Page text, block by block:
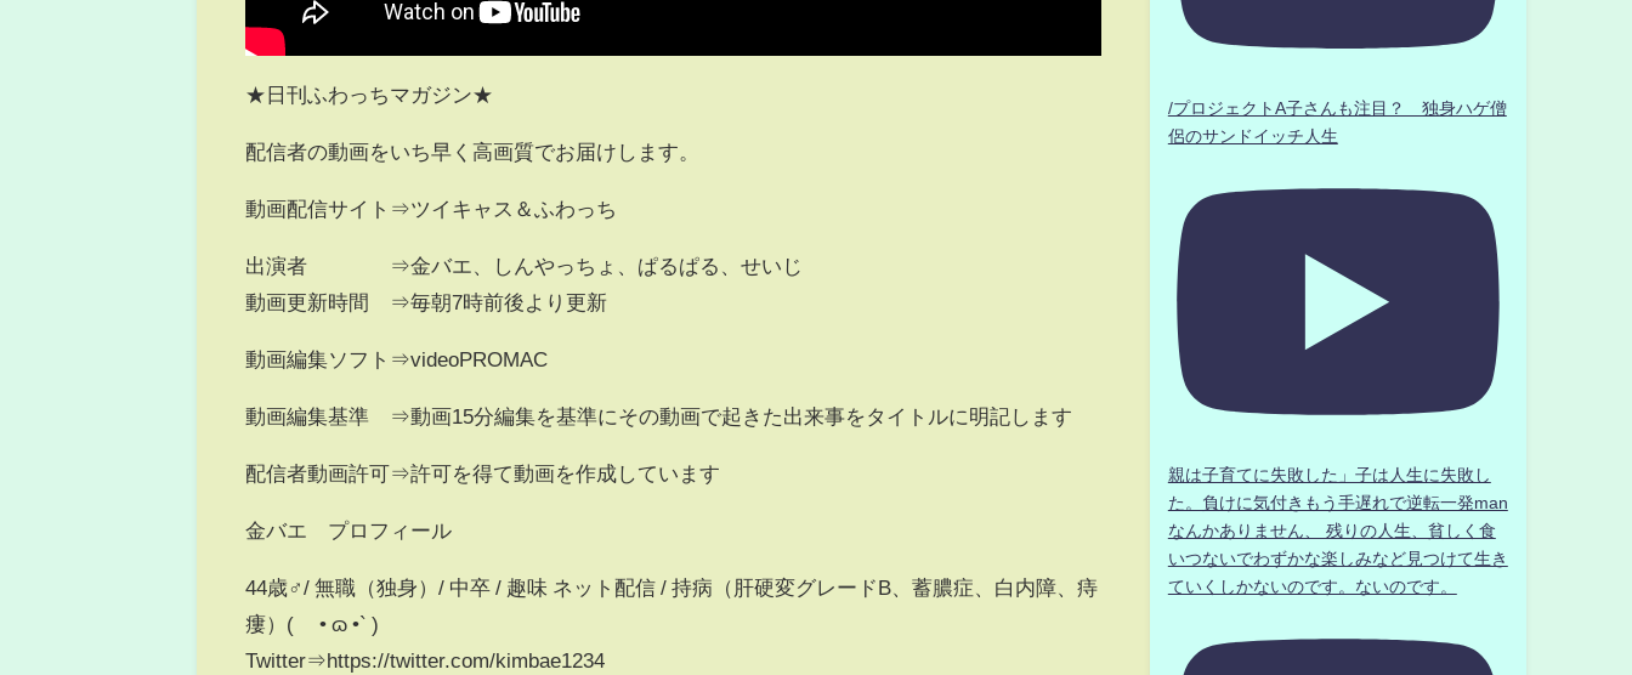
★日刊ふわっちマガジン★
配信者の動画をいち早く高画質でお届けします。
動画配信サイト⇒ツイキャス＆ふわっち
出演者 ⇒金バエ、しんやっちょ、ぱるぱる、せいじ
動画更新時間 ⇒毎朝7時前後より更新
動画編集ソフト⇒videoPROMAC
動画編集基準 ⇒動画15分編集を基準にその動画で起きた出来事をタイトルに明記します
配信者動画許可⇒許可を得て動画を作成しています
金バエ プロフィール
44歳♂/ 無職（独身）/ 中卒 / 趣味 ネット配信 / 持病（肝硬変グレードB、蓄膿症、白内障、痔
瘻）( ´• ɷ •` )
Twitter⇒https://twitter.com/kimbae1234
/プロジェクトA子さんも注目？ 独身ハゲ僧
侶のサンドイッチ人生
親は子育てに失敗した」子は人生に失敗し
た。負けに気付きもう手遅れで逆転一発man
なんかありません、 残りの人生、貧しく食
いつないでわずかな楽しみなど見つけて生き
ていくしかないのです。ないのです。